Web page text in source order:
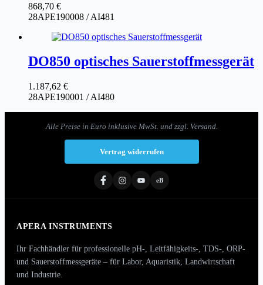
868,70 €
28APE190008 / AI481
DO850 optisches Sauerstoffmessgerät
1.187,62 €
28APE190001 / AI480
Alle Preise in Euro inklusive MwSt. und zzgl. Versand.
Vertrag widerrufen
eB
APERA INSTRUMENTS
Ihr Fachhändler für professionelle pH-, Leitfähigkeits-, TDS-, ORP-
und Sauerstoffmessgeräte – für Labor, Aquaristik, Landwirtschaft
und Industrie.